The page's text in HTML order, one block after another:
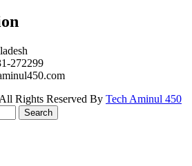
272299
Rights Reserved By Tech Aminul 450
Search